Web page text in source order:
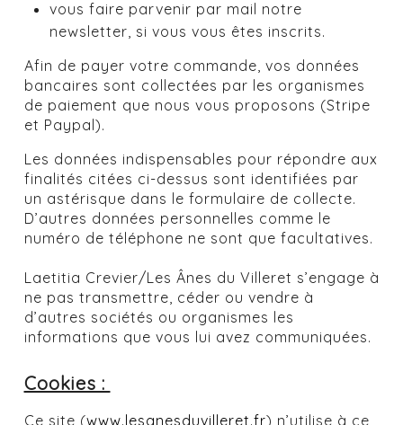
vous faire parvenir par mail notre
newsletter, si vous vous êtes inscrits.
Afin de payer votre commande, vos données
bancaires sont collectées par les organismes
de paiement que nous vous proposons (Stripe
et Paypal).
Les données indispensables pour répondre aux
finalités citées ci-dessus sont identifiées par
un astérisque dans le formulaire de collecte.
D’autres données personnelles comme le
numéro de téléphone ne sont que facultatives.
Laetitia Crevier/Les Ânes du Villeret s’engage à
ne pas transmettre, céder ou vendre à
d’autres sociétés ou organismes les
informations que vous lui avez communiquées.
Cookies :
Ce site (www.lesanesduvilleret.fr) n’utilise à ce